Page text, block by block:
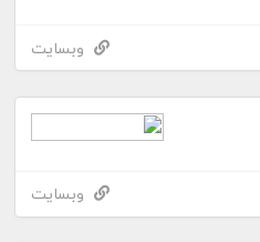
وبسایت
وبسایت